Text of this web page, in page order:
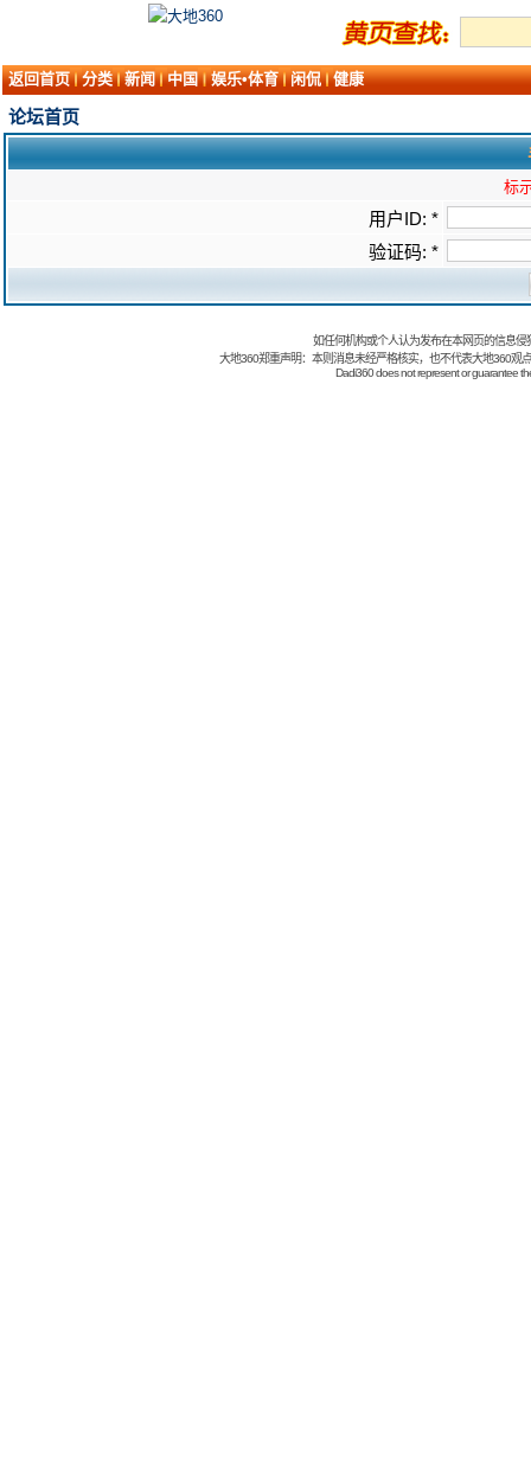
返回首页 分类 新闻 中国 娱乐•体育 闲侃 健康
论坛首页
标
用户ID: *
验证码: *
如任何机构或个人认为发布在本网页的信息
大地360郑重声明：本则消息未经严格核实，也不代表大地360观
Dadi360 does not represent or guarantee